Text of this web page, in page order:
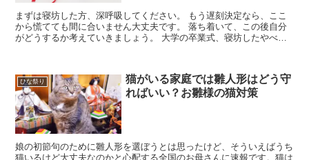
まずは寝坊した方、深呼吸してください。 もう遅刻決定なら、ここ
から慌てても間に合いません大丈夫です。 落ち着いて、この後自分
がどうするか考えていきましょう。 大学の卒業式、寝坊したやべえ
ひな祭り
猫がいる家庭では雛人形はどう守
ればいい？お雛様の猫対策
娘の初節句のために雛人形を選ぼうとは思ったけど、そういえばうち
猫いるけど大丈夫なのかと心配する全国のお母さんに速報です。猫は